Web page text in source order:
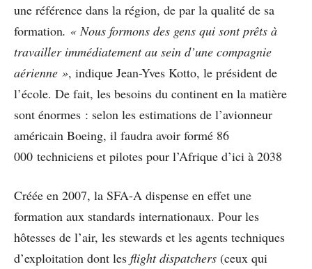
une référence dans la région, de par la qualité de sa
formation. « Nous formons des gens qui sont prêts à
travailler immédiatement au sein d’une compagnie
aérienne », indique Jean-Yves Kotto, le président de
l’école. De fait, les besoins du continent en la matière
sont énormes : selon les estimations de l’avionneur
américain Boeing, il faudra avoir formé 86
000 techniciens et pilotes pour l’Afrique d’ici à 2038
Créée en 2007, la SFA-A dispense en effet une
formation aux standards internationaux. Pour les
hôtesses de l’air, les stewards et les agents techniques
d’exploitation dont les flight dispatchers (ceux qui